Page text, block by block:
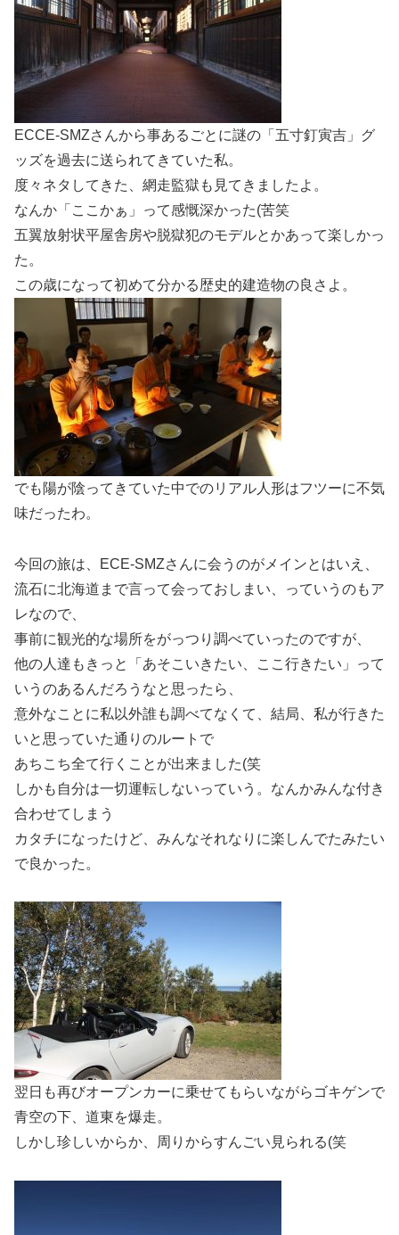
ECCE-SMZさんから事あるごとに謎の「五寸釘寅吉」グ
ッズを過去に送られてきていた私。
度々ネタしてきた、網走監獄も見てきましたよ。
なんか「ここかぁ」って感慨深かった(苦笑
五翼放射状平屋舎房や脱獄犯のモデルとかあって楽しかっ
た。
この歳になって初めて分かる歴史的建造物の良さよ。
でも陽が陰ってきていた中でのリアル人形はフツーに不気
味だったわ。
今回の旅は、ECE-SMZさんに会うのがメインとはいえ、
流石に北海道まで言って会っておしまい、っていうのもア
レなので、
事前に観光的な場所をがっつり調べていったのですが、
他の人達もきっと「あそこいきたい、ここ行きたい」って
いうのあるんだろうなと思ったら、
意外なことに私以外誰も調べてなくて、結局、私が行きた
いと思っていた通りのルートで
あちこち全て行くことが出来ました(笑
しかも自分は一切運転しないっていう。なんかみんな付き
合わせてしまう
カタチになったけど、みんなそれなりに楽しんでたみたい
で良かった。
翌日も再びオープンカーに乗せてもらいながらゴキゲンで
青空の下、道東を爆走。
しかし珍しいからか、周りからすんごい見られる(笑